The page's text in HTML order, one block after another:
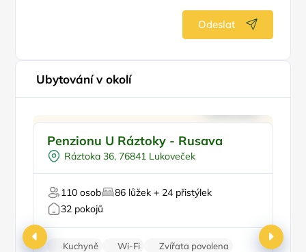
Odeslat
Ubytování v okolí
Plná penze
Pro sportovce
Pro milovníky přírody
Firemní akce/teambuilding
Penzionu U Ráztoky - Rusava
Ráztoka 36, 76841 Lukoveček
110 osob
86 lůžek + 24 přistýlek
32 pokojů
Kuchyně Wi-Fi
Zvířata povolena